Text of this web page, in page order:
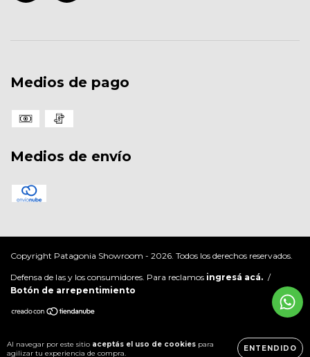
Al navegar por este sitio aceptás el uso de cookies para
agilizar tu experiencia de compra.
ENTENDIDO
Medios de pago
Medios de envío
Copyright Patagonia Showroom - 2026. Todos los derechos reservados.
Defensa de las y los consumidores. Para reclamos ingresá acá. /
Botón de arrepentimiento